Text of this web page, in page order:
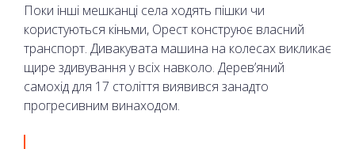
Поки інші мешканці села ходять пішки чи
користуються кіньми, Орест конструює власний
транспорт. Дивакувата машина на колесах викликає
щире здивування у всіх навколо. Дерев’яний
самохід для 17 століття виявився занадто
прогресивним винаходом.